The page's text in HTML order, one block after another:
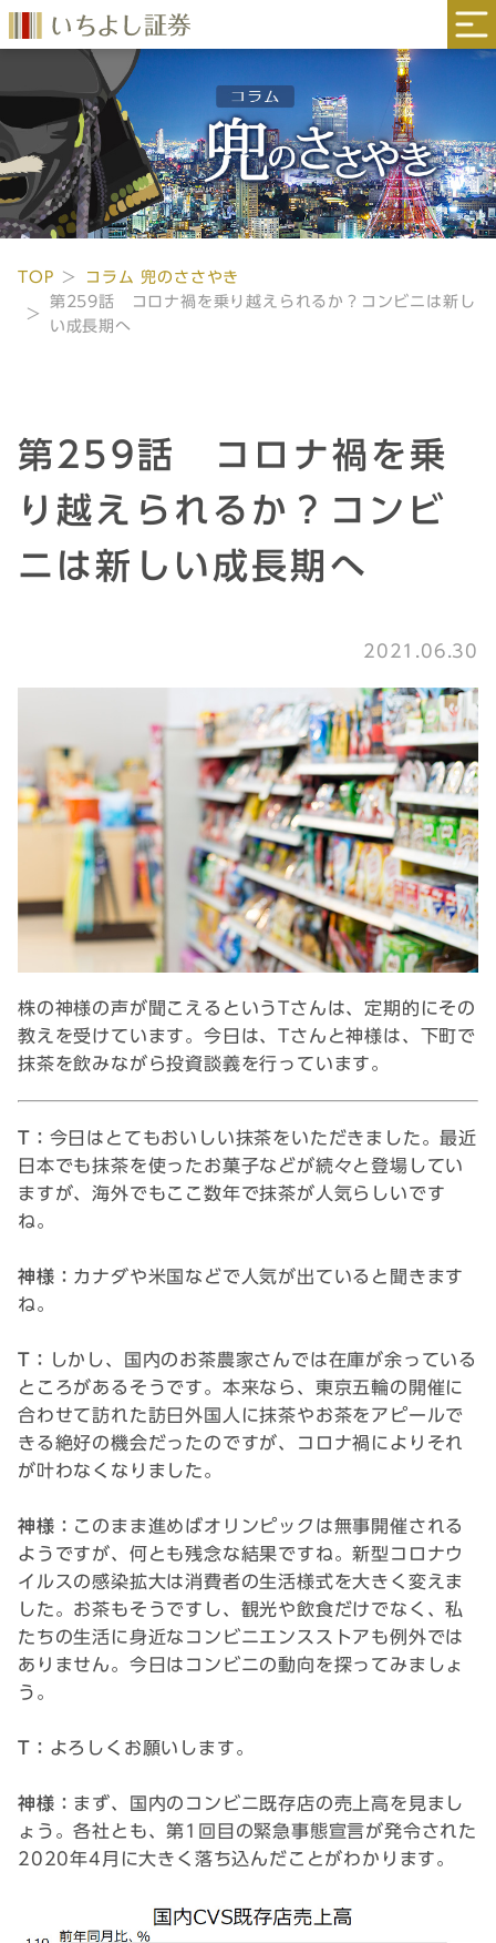
TOP
コラム 兜のささやき
第259話 コロナ禍を乗り越えられるか？コンビニは新し
い成長期へ
第259話 コロナ禍を乗
り越えられるか？コンビ
ニは新しい成長期へ
2021.06.30
株の神様の声が聞こえるというTさんは、定期的にその
教えを受けています。今日は、Tさんと神様は、下町で
抹茶を飲みながら投資談義を行っています。
T： 今日はとてもおいしい抹茶をいただきました。最近
日本でも抹茶を使ったお菓子などが続々と登場してい
ますが、海外でもここ数年で抹茶が人気らしいです
ね。
神様： カナダや米国などで人気が出ていると聞きます
ね。
T：
しかし、国内のお茶農家さんでは在庫が余っている
ところがあるそうです。本来なら、東京五輪の開催に
合わせて訪れた訪日外国人に抹茶やお茶をアピールで
きる絶好の機会だったのですが、コロナ禍によりそれ
が叶わなくなりました。
神様： このまま進めばオリンピックは無事開催される
ようですが、何とも残念な結果ですね。新型コロナウ
イルスの感染拡大は消費者の生活様式を大きく変えま
した。お茶もそうですし、観光や飲食だけでなく、私
たちの生活に身近なコンビニエンスストアも例外では
ありません。今日はコンビニの動向を探ってみましょ
う。
T： よろしくお願いします。
神様： まず、国内のコンビニ既存店の売上高を見まし
ょう。各社とも、第1回目の緊急事態宣言が発令された
2020年4月に大きく落ち込んだことがわかります。